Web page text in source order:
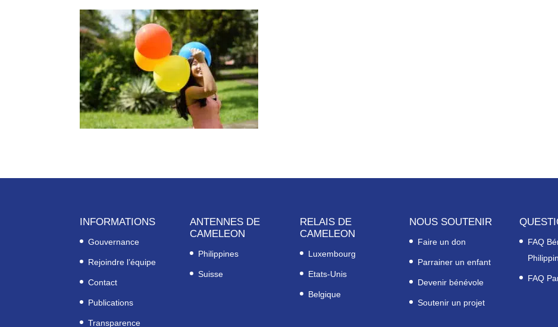
INFORMATIONS
Gouvernance
Rejoindre l’équipe
Contact
Publications
Transparence
ANTENNES DE
CAMELEON
Philippines
Suisse
RELAIS DE
CAMELEON
Luxembourg
Etats-Unis
Belgique
NOUS SOUTENIR
Faire un don
Parrainer un enfant
Devenir bénévole
Soutenir un projet
FAQ
FAQ